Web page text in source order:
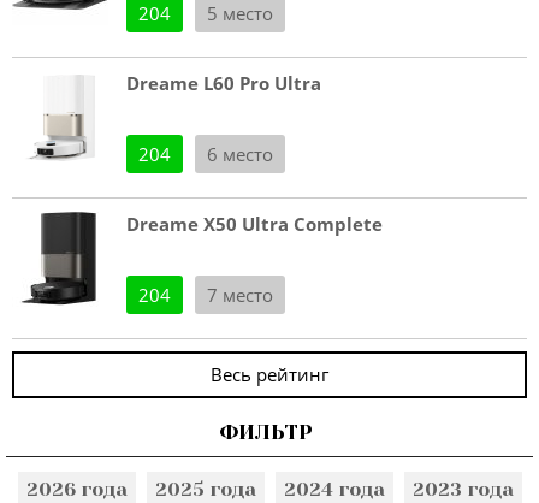
204 5 место
Dreame L60 Pro Ultra
204 6 место
Dreame X50 Ultra Complete
204 7 место
Весь рейтинг
ФИЛЬТР
2026 года 2025 года 2024 года
2023 года